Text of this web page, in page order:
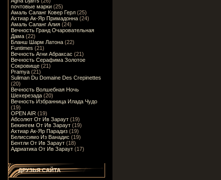
почтовые марки (25)
Амаль Саланг Ковер Герл (25)
Ахтиар Ак-Яр Примадонна (24)
Амаль Саланг Алия (24)
Вечность Гранд Очаровательная
Дама (22)
Бланш Шарм Латона (22)
Funtimes (21)
Вечность Агни Абраксас (21)
Вечность Серафима Золотое
Сокровище (21)
Pramya (21)
Suliman Du Domaine Des Crepinettes
(20)
Вечность Волшебная Ночь
Шехерезада (20)
Вечность Избранница Илада Чудо
(19)
OPEN AIR (19)
Абсолют От Ив Зараут (19)
Бекингем От Ив Зараут (19)
Ахтиар Ак-Яр Парадиз (19)
Белиссимо Из Ванадис (19)
Бентли От Ив Зараут (18)
Адриатика От Ив Зараут (17)
ДРУЗЬЯ САЙТА